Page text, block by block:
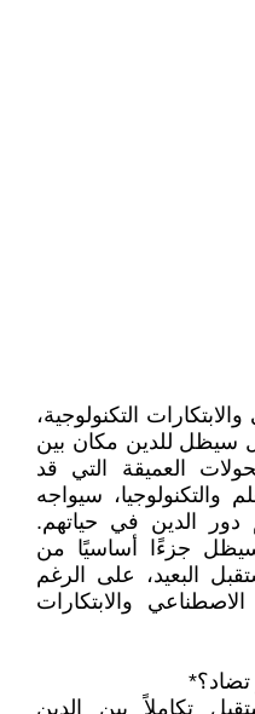
التكنولوجية،
سيظل للدين مكان بين
العميقة التي قد
والتكنولوجيا، سيواجه
الدين في حياتهم.
جزءًا أساسيًا من
البعيد، على الرغم
والابتكارات
تكاملاً بين الدين